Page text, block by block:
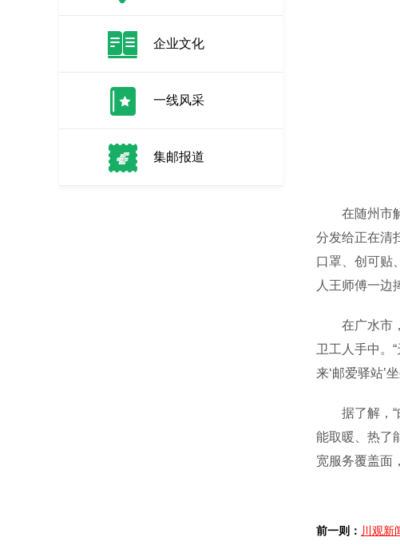
企业文化
一线风采
集邮报道
在随州市解
分发给正在清
口罩、创可贴
人王师傅一边
在广水市，
卫工人手中。
来‘邮爱驿站’
据了解，“邮
能取暖、热了
宽服务覆盖面
川观新